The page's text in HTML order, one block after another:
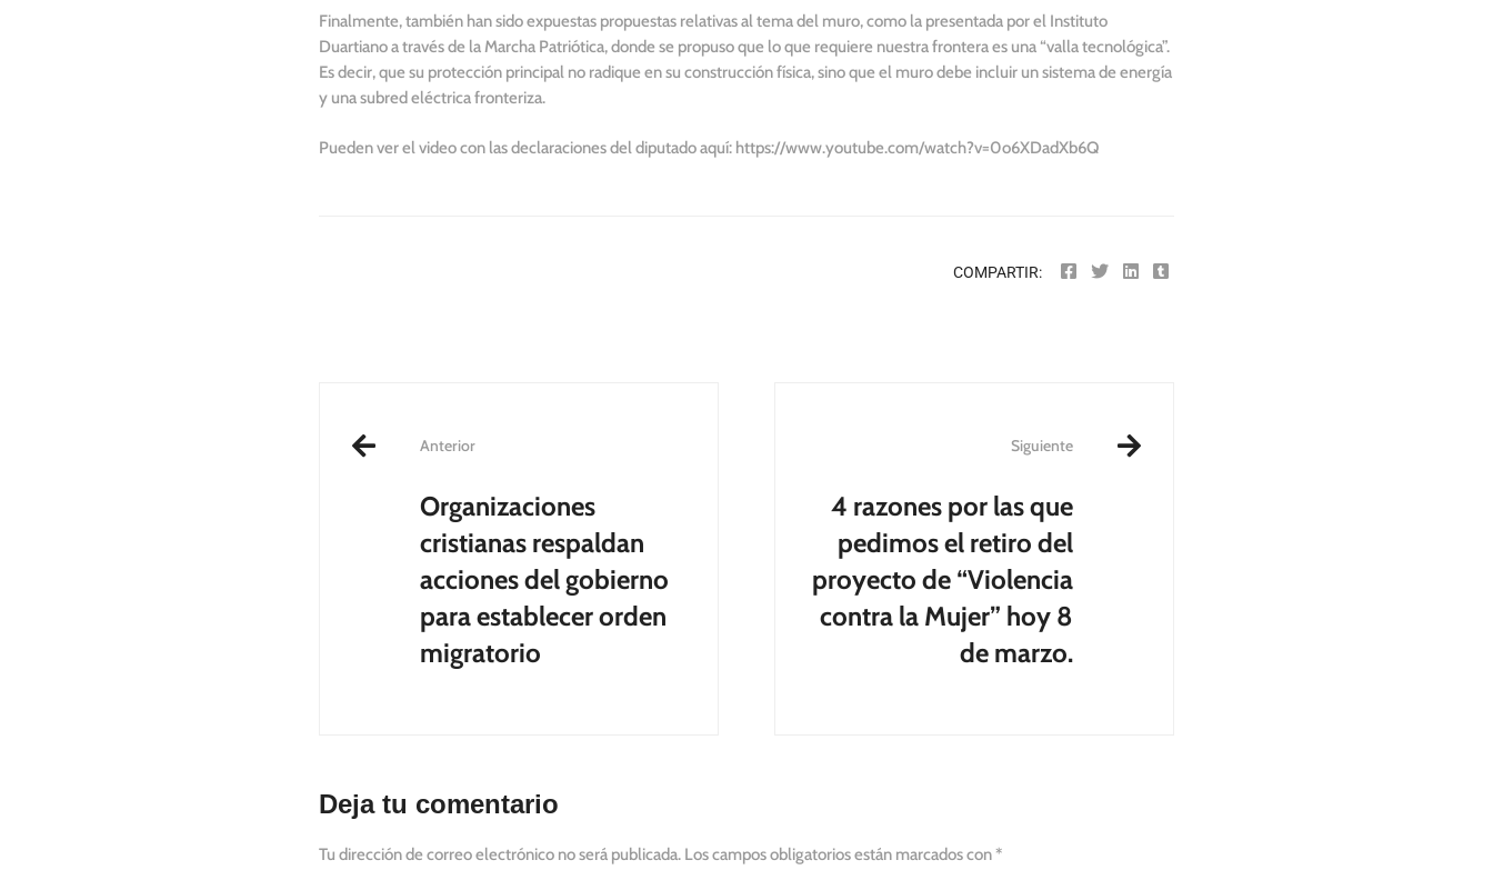
Finalmente, también han sido expuestas propuestas relativas al tema del muro, como la presentada por el Instituto
Duartiano a través de la Marcha Patriótica, donde se propuso que lo que requiere nuestra frontera es una “valla tecnológica”.
Es decir, que su protección principal no radique en su construcción física, sino que el muro debe incluir un sistema de energía
y una subred eléctrica fronteriza.
Pueden ver el video con las declaraciones del diputado aquí: https://www.youtube.com/watch?v=0o6XDadXb6Q
COMPARTIR:
navigation
Anterior
Organizaciones
cristianas respaldan
acciones del gobierno
para establecer orden
migratorio
Siguiente
4 razones por las que
pedimos el retiro del
proyecto de “Violencia
contra la Mujer” hoy 8
de marzo.
Deja tu comentario
Tu dirección de correo electrónico no será publicada. Los campos obligatorios están marcados con*